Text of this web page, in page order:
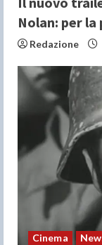
Nolan: per
Redazione
Cinema